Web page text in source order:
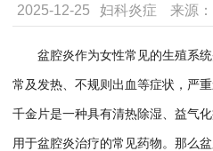
2025-12-25 妇科炎症 来源：
盆腔炎作为女性常见的生殖系
常及发热、不规则出血等症状，严
千金片是一种具有清热除湿、益气
用于盆腔炎治疗的常见药物。那么